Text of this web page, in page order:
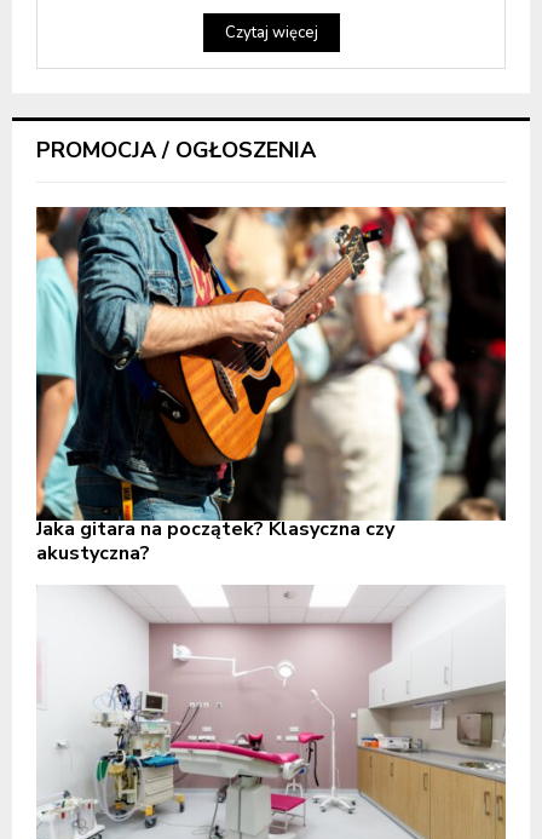
Czytaj więcej
PROMOCJA / OGŁOSZENIA
Jaka gitara na początek? Klasyczna czy
akustyczna?